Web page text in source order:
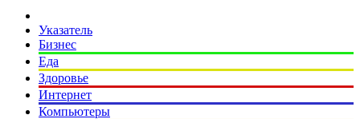
Указатель
Бизнес
Еда
Здоровье
Интернет
Компьютеры